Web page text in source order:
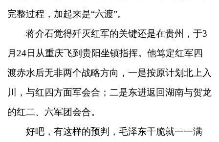
完整过程，加起来是“六渡”。
蒋介石觉得歼灭红军的关键还是在贵州，于3
月24日从重庆飞到贵阳坐镇指挥。他笃定红军四
渡赤水后无非两个战略方向，一是按原计划北上入
川，与红四方面军会合；二是东进返回湖南与贺龙
的红二、六军团会合。
好吧，有这样的预判，毛泽东干脆就一一满